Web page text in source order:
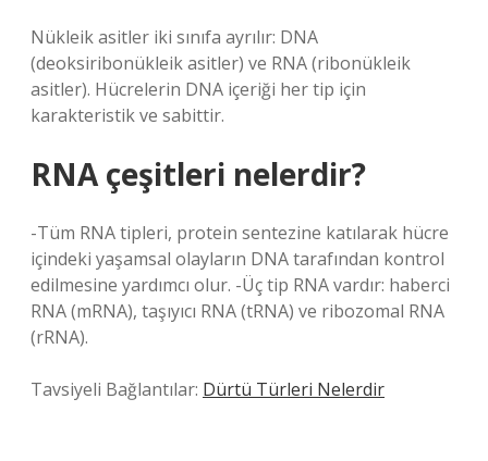
Nükleik asitler iki sınıfa ayrılır: DNA
(deoksiribonükleik asitler) ve RNA (ribonükleik
asitler). Hücrelerin DNA içeriği her tip için
karakteristik ve sabittir.
RNA çeşitleri nelerdir?
-Tüm RNA tipleri, protein sentezine katılarak hücre
içindeki yaşamsal olayların DNA tarafından kontrol
edilmesine yardımcı olur. -Üç tip RNA vardır: haberci
RNA (mRNA), taşıyıcı RNA (tRNA) ve ribozomal RNA
(rRNA).
Tavsiyeli Bağlantılar: Dürtü Türleri Nelerdir